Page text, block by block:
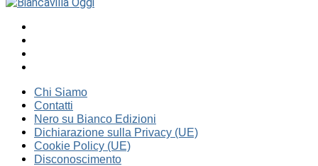
Chi Siamo
Contatti
Nero su Bianco Edizioni
Dichiarazione sulla Privacy (UE)
Cookie Policy (UE)
Disconoscimento